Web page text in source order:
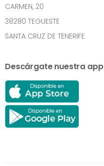
CARMEN, 20
38280 TEGUESTE
SANTA CRUZ DE TENERIFE
Descárgate nuestra app